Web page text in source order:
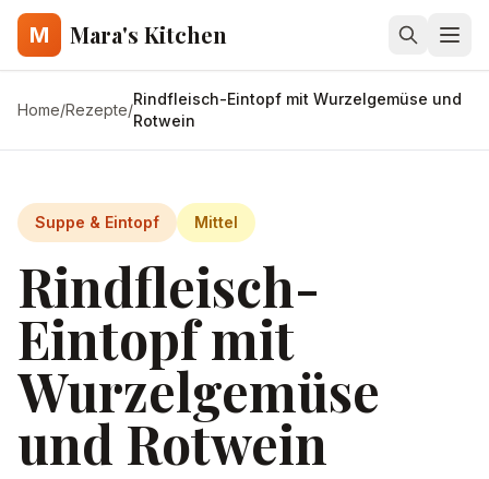
M Mara's Kitchen
Home/Rezepte/
Rindfleisch-Eintopf mit Wurzelgemüse und
Rotwein
Suppe & Eintopf Mittel
Rindfleisch-
Eintopf mit
Wurzelgemüse
und Rotwein